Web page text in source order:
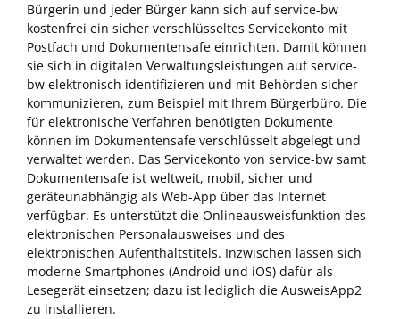
Bürgerin und jeder Bürger kann sich auf service-bw
kostenfrei ein sicher verschlüsseltes Servicekonto mit
Postfach und Dokumentensafe einrichten. Damit können
sie sich in digitalen Verwaltungsleistungen auf service-
bw elektronisch identifizieren und mit Behörden sicher
kommunizieren, zum Beispiel mit Ihrem Bürgerbüro. Die
für elektronische Verfahren benötigten Dokumente
können im Dokumentensafe verschlüsselt abgelegt und
verwaltet werden. Das Servicekonto von service-bw samt
Dokumentensafe ist weltweit, mobil, sicher und
geräteunabhängig als Web-App über das Internet
verfügbar. Es unterstützt die Onlineausweisfunktion des
elektronischen Personalausweises und des
elektronischen Aufenthaltstitels. Inzwischen lassen sich
moderne Smartphones (Android und iOS) dafür als
Lesegerät einsetzen; dazu ist lediglich die AusweisApp2
zu installieren.